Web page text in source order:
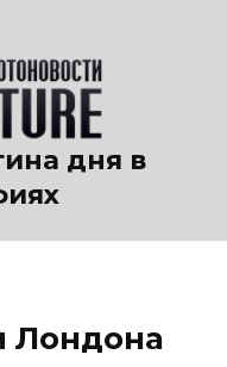
дня в
Лондона